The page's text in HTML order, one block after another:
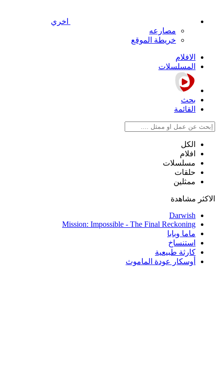
اخري
مصارعه
خريطة الموقع
الافلام
المسلسلات
بحث
القائمة
الكل
افلام
مسلسلات
حلقات
ممثلين
الاكثر مشاهدة
Darwish
Mission: Impossible - The Final Reckoning
ماما وبابا
استنساخ
كارثة طبيعية
أوسكار عودة الماموث